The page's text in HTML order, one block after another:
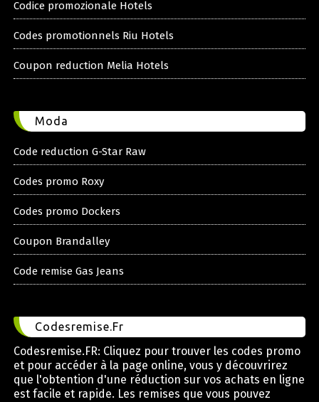
Codice promozionale Hotels
Codes promotionnels Riu Hotels
Coupon reduction Melia Hotels
Moda
Code reduction G-Star Raw
Codes promo Roxy
Codes promo Dockers
Coupon Brandalley
Code remise Gas Jeans
Codesremise.Fr
Codesremise.FR: Cliquez pour trouver les codes promo
et pour accéder à la page online, vous y découvrirez
que l'obtention d'une réduction sur vos achats en ligne
est facile et rapide. Les remises que vous pouvez